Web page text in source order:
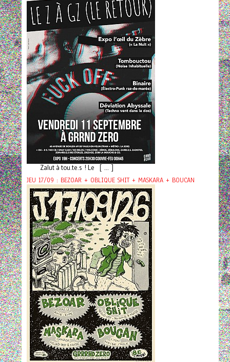
Zalut à tou.te.s ! Le [ ... ]
JEU 17/09 : BEZOAR + OBLIQUE SHIT + MASKARA + BOUCAN